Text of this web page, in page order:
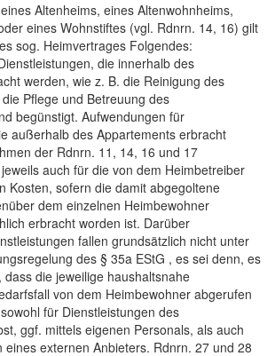
Altenheims, eines Altenwohnheims,
eines Wohnstiftes (vgl. Rdnrn. 14, 16) gilt
sog. Heimvertrages Folgendes:
die innerhalb des
werden, wie z. B. die Reinigung des
Pflege und Betreuung des
begünstigt. Aufwendungen für
außerhalb des Appartements erbracht
der Rdnrn. 11, 14, 16 und 17
auch für die von dem Heimbetreiber
Kosten, sofern die damit abgegoltene
dem einzelnen Heimbewohner
erbracht worden ist. Darüber
fallen grundsätzlich nicht unter
des § 35a EStG , es sei denn, es
die jeweilige haushaltsnahe
von dem Heimbewohner abgerufen
für Dienstleistungen des
ggf. mittels eigenen Personals, als auch
eines externen Anbieters. Rdnrn. 27 und 28